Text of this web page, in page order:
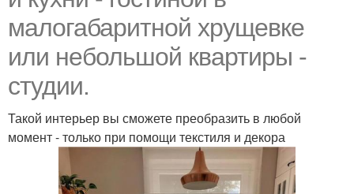
малогабаритной хрущевке
или небольшой квартиры -
студии.
Такой интерьер вы сможете преобразить в любой
момент - только при помощи текстиля и декора